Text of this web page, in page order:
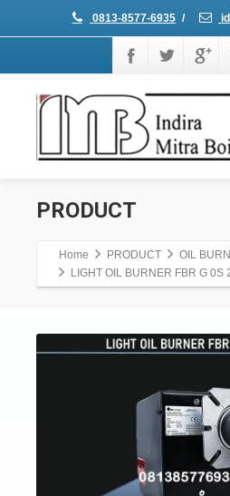
0813-8577-6935 /
PRODUCT
Home PRODUCT
OIL
LIGHT OIL BURNER FBR G 0S